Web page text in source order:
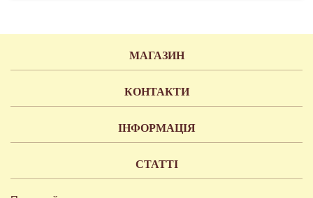
МАГАЗИН
КОНТАКТИ
ІНФОРМАЦІЯ
СТАТТІ